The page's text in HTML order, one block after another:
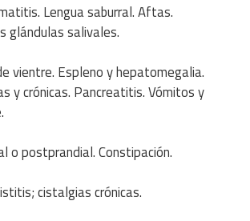
Lengua saburral. Aftas.
glándulas salivales.
vientre. Espleno y hepatomegalia.
y crónicas. Pancreatitis. Vómitos y
o postprandial. Constipación.
cistalgias crónicas.